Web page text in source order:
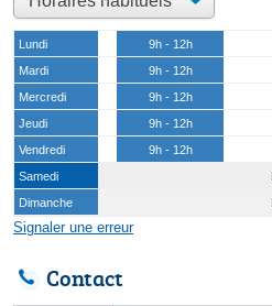
Lundi 9h - 12h
Mardi
9h - 12h
Mercredi
9h - 12h
Jeudi
9h - 12h
Vendredi
9h - 12h
Samedi
Dimanche
Signaler une erreur
Contact